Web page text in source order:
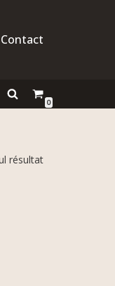
Contact
0
résultat